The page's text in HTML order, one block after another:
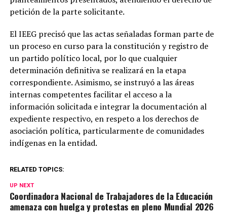
petición de la parte solicitante.
El IEEG precisó que las actas señaladas forman parte de
un proceso en curso para la constitución y registro de
un partido político local, por lo que cualquier
determinación definitiva se realizará en la etapa
correspondiente. Asimismo, se instruyó a las áreas
internas competentes facilitar el acceso a la
información solicitada e integrar la documentación al
expediente respectivo, en respeto a los derechos de
asociación política, particularmente de comunidades
indígenas en la entidad.
RELATED TOPICS:
UP NEXT
Coordinadora Nacional de Trabajadores de la Educación
amenaza con huelga y protestas en pleno Mundial 2026